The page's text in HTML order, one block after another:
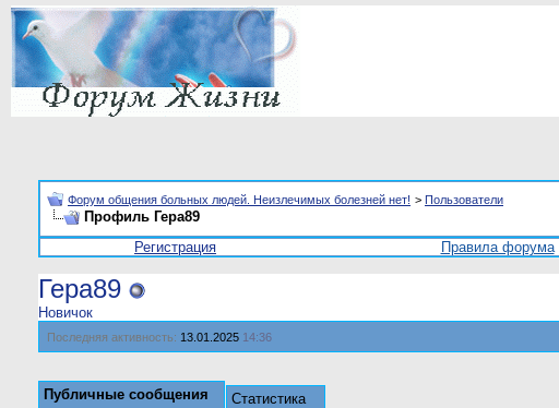
Форум общения больных людей. Неизлечимых болезней нет! > Пользователи
Профиль Гера89
Регистрация Правила форума
Гера89
Новичок
Последняя активность: 13.01.2025 14:36
Публичные сообщения Статистика